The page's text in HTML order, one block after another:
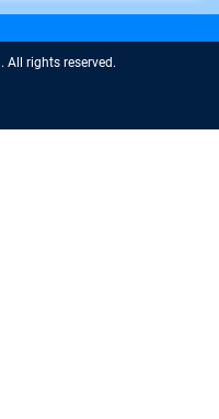
All rights reserved.